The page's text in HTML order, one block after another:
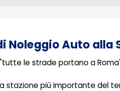
Noleggio Auto alla
le strade portano a
stazione più importante del